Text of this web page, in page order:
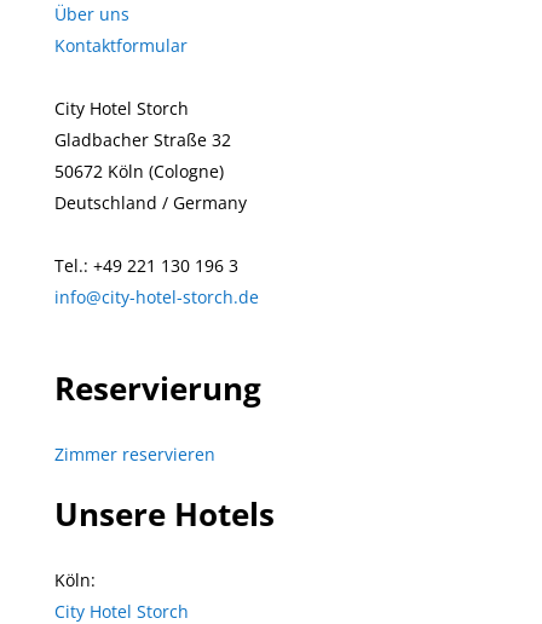
Über uns
Kontaktformular
City Hotel Storch
Gladbacher Straße 32
50672 Köln (Cologne)
Deutschland / Germany
Tel.: +49 221 130 196 3
info@city-hotel-storch.de
Reservierung
Zimmer reservieren
Unsere Hotels
Köln:
City Hotel Storch